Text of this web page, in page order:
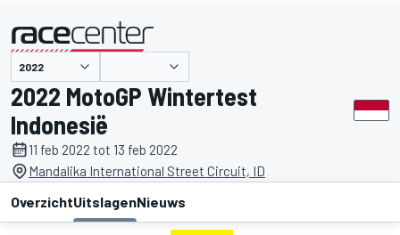
gepresenteerd door
2022 MotoGP Wintertest
Indonesië
11 feb 2022 tot 13 feb 2022
Mandalika International Street Circuit, ID
OverzichtUitslagenNieuws